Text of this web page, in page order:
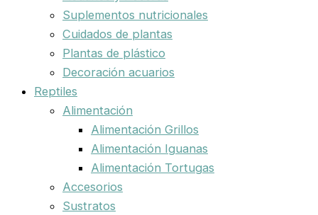
Suplementos nutricionales
Cuidados de plantas
Plantas de plástico
Decoración acuarios
Reptiles
Alimentación
Alimentación Grillos
Alimentación Iguanas
Alimentación Tortugas
Accesorios
Sustratos